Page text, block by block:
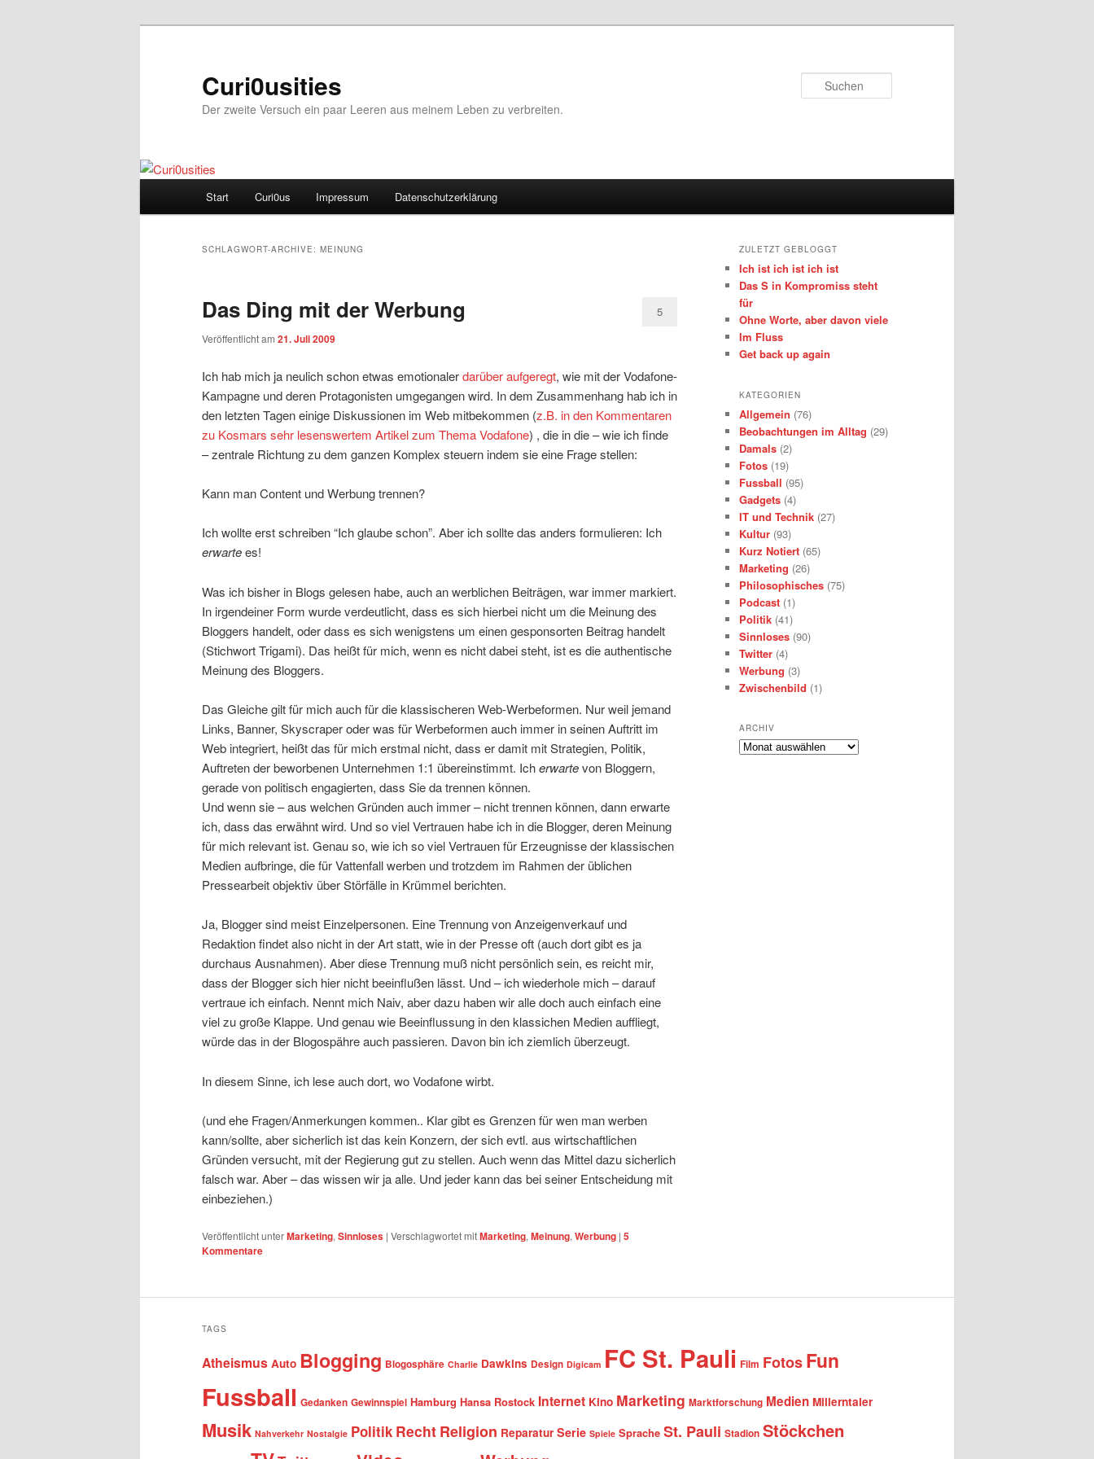
Curi0usities
Der zweite Versuch ein paar Leeren aus meinem Leben zu verbreiten.
Start Curi0us Impressum Datenschutzerklärung
SCHLAGWORT-ARCHIVE: MEINUNG
Das Ding mit der Werbung
Veröffentlicht am 21. Juli 2009
5
Ich hab mich ja neulich schon etwas emotionalerdarüber aufgeregt, wie mit der Vodafone-
Kampagne und deren Protagonisten umgegangen wird. In dem Zusammenhang hab ich in
den letzten Tagen einige Diskussionen im Web mitbekommen (z.B. in den Kommentaren
zu Kosmars sehr lesenswertem Artikel zum Thema Vodafone) , die in die – wie ich finde
– zentrale Richtung zu dem ganzen Komplex steuern indem sie eine Frage stellen:
Kann man Content und Werbung trennen?
Ich wollte erst schreiben “Ich glaube schon”. Aber ich sollte das anders formulieren: Ich
erwartees!
Was ich bisher in Blogs gelesen habe, auch an werblichen Beiträgen, war immer markiert.
In irgendeiner Form wurde verdeutlicht, dass es sich hierbei nicht um die Meinung des
Bloggers handelt, oder dass es sich wenigstens um einen gesponsorten Beitrag handelt
(Stichwort Trigami). Das heißt für mich, wenn es nicht dabei steht, ist es die authentische
Meinung des Bloggers.
Das Gleiche gilt für mich auch für die klassischeren Web-Werbeformen. Nur weil jemand
Links, Banner, Skyscraper oder was für Werbeformen auch immer in seinen Auftritt im
Web integriert, heißt das für mich erstmal nicht, dass er damit mit Strategien, Politik,
Auftreten der beworbenen Unternehmen 1:1 übereinstimmt. Icherwartevon Bloggern,
gerade von politisch engagierten, dass Sie da trennen können.
Und wenn sie – aus welchen Gründen auch immer – nicht trennen können, dann erwarte
ich, dass das erwähnt wird. Und so viel Vertrauen habe ich in die Blogger, deren Meinung
für mich relevant ist. Genau so, wie ich so viel Vertrauen für Erzeugnisse der klassischen
Medien aufbringe, die für Vattenfall werben und trotzdem im Rahmen der üblichen
Pressearbeit objektiv über Störfälle in Krümmel berichten.
Ja, Blogger sind meist Einzelpersonen. Eine Trennung von Anzeigenverkauf und
Redaktion findet also nicht in der Art statt, wie in der Presse oft (auch dort gibt es ja
durchaus Ausnahmen). Aber diese Trennung muß nicht persönlich sein, es reicht mir,
dass der Blogger sich hier nicht beeinflußen lässt. Und – ich wiederhole mich – darauf
vertraue ich einfach. Nennt mich Naiv, aber dazu haben wir alle doch auch einfach eine
viel zu große Klappe. Und genau wie Beeinflussung in den klassichen Medien auffliegt,
würde das in der Blogospähre auch passieren. Davon bin ich ziemlich überzeugt.
In diesem Sinne, ich lese auch dort, wo Vodafone wirbt.
(und ehe Fragen/Anmerkungen kommen.. Klar gibt es Grenzen für wen man werben
kann/sollte, aber sicherlich ist das kein Konzern, der sich evtl. aus wirtschaftlichen
Gründen versucht, mit der Regierung gut zu stellen. Auch wenn das Mittel dazu sicherlich
falsch war. Aber – das wissen wir ja alle. Und jeder kann das bei seiner Entscheidung mit
einbeziehen.)
Veröffentlicht unterMarketing, Sinnloses | Verschlagwortet mitMarketing, Meinung, Werbung | 5
Kommentare
ZULETZT GEBLOGGT
Ich ist ich ist ich ist
Das S in Kompromiss steht
für
Ohne Worte, aber davon viele
Im Fluss
Get back up again
KATEGORIEN
Allgemein (76)
Beobachtungen im Alltag (29)
Damals (2)
Fotos (19)
Fussball (95)
Gadgets (4)
IT und Technik (27)
Kultur (93)
Kurz Notiert (65)
Marketing (26)
Philosophisches (75)
Podcast (1)
Politik (41)
Sinnloses (90)
Twitter (4)
Werbung (3)
Zwischenbild (1)
ARCHIV
Archiv
TAGS
Atheismus Auto Blogging Blogosphäre Charlie Dawkins Design Digicam FC St. Pauli Film FotosFun
Fussball Gedanken Gewinnspiel Hamburg Hansa Rostock Internet Kino Marketing Marktforschung Medien Millerntaler
Musik Nahverkehr Nostalgie Politik Recht Religion Reparatur Serie Spiele Sprache St. Pauli Stadion Stöckchen